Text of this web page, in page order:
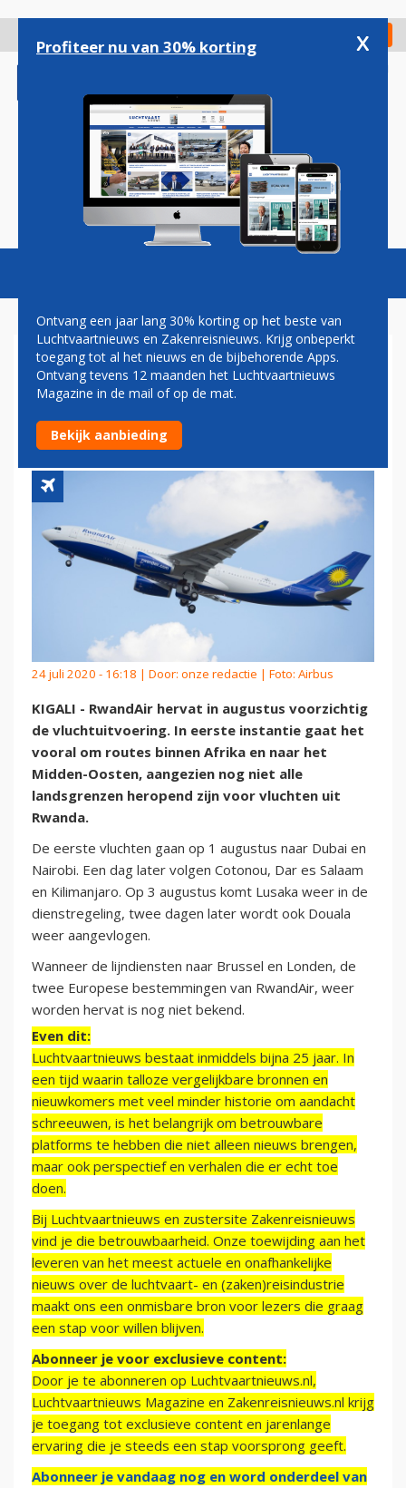
gaan
Check in
Magazine Podcasts Vacatures
RWANDAIR PAKT
VLUCHTUITVOERING
VOORZICHTIG WEER OP
24 juli 2020 - 16:18 | Door: onze redactie | Foto: Airbus
KIGALI - RwandAir hervat in augustus voorzichtig
de vluchtuitvoering. In eerste instantie gaat het
vooral om routes binnen Afrika en naar het
Midden-Oosten, aangezien nog niet alle
landsgrenzen heropend zijn voor vluchten uit
Rwanda.
De eerste vluchten gaan op 1 augustus naar Dubai en
Nairobi. Een dag later volgen Cotonou, Dar es Salaam
en Kilimanjaro. Op 3 augustus komt Lusaka weer in de
dienstregeling, twee dagen later wordt ook Douala
weer aangevlogen.
Wanneer de lijndiensten naar Brussel en Londen, de
twee Europese bestemmingen van RwandAir, weer
worden hervat is nog niet bekend.
Even dit:
Luchtvaartnieuws bestaat inmiddels bijna 25 jaar. In
een tijd waarin talloze vergelijkbare bronnen en
nieuwkomers met veel minder historie om aandacht
schreeuwen, is het belangrijk om betrouwbare
platforms te hebben die niet alleen nieuws brengen,
maar ook perspectief en verhalen die er echt toe
doen.
Bij Luchtvaartnieuws en zustersite Zakenreisnieuws
vind je die betrouwbaarheid. Onze toewijding aan het
leveren van het meest actuele en onafhankelijke
nieuws over de luchtvaart- en (zaken)reisindustrie
maakt ons een onmisbare bron voor lezers die graag
een stap voor willen blijven.
Abonneer je voor exclusieve content:
Door je te abonneren op Luchtvaartnieuws.nl,
Luchtvaartnieuws Magazine en Zakenreisnieuws.nl krijg
je toegang tot exclusieve content en jarenlange
ervaring die je steeds een stap voorsprong geeft.
Abonneer je vandaag nog en word onderdeel van
Profiteer nu van 30% korting x
Ontvang een jaar lang 30% korting op het beste van
Luchtvaartnieuws en Zakenreisnieuws. Krijg onbeperkt
toegang tot al het nieuws en de bijbehorende Apps.
Ontvang tevens 12 maanden het Luchtvaartnieuws
Magazine in de mail of op de mat.
Bekijk aanbieding